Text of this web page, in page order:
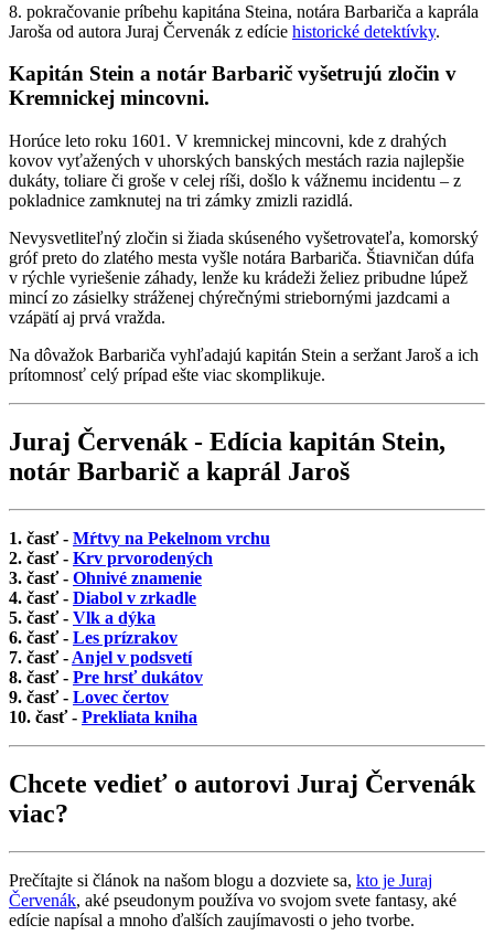
8. pokračovanie príbehu kapitána Steina, notára Barbariča a kaprála
Jaroša od autora Juraj Červenák z edície historické detektívky.
Kapitán Stein a notár Barbarič vyšetrujú zločin v
Kremnickej mincovni.
Horúce leto roku 1601. V kremnickej mincovni, kde z drahých
kovov vyťažených v uhorských banských mestách razia najlepšie
dukáty, toliare či groše v celej ríši, došlo k vážnemu incidentu – z
pokladnice zamknutej na tri zámky zmizli razidlá.
Nevysvetliteľný zločin si žiada skúseného vyšetrovateľa, komorský
gróf preto do zlatého mesta vyšle notára Barbariča. Štiavničan dúfa
v rýchle vyriešenie záhady, lenže ku krádeži želiez pribudne lúpež
mincí zo zásielky stráženej chýrečnými striebornými jazdcami a
vzápätí aj prvá vražda.
Na dôvažok Barbariča vyhľadajú kapitán Stein a seržant Jaroš a ich
prítomnosť celý prípad ešte viac skomplikuje.
Juraj Červenák - Edícia kapitán Stein,
notár Barbarič a kaprál Jaroš
1. časť - Mŕtvy na Pekelnom vrchu
2. časť - Krv prvorodených
3. časť - Ohnivé znamenie
4. časť - Diabol v zrkadle
5. časť - Vlk a dýka
6. časť - Les prízrakov
7. časť - Anjel v podsvetí
8. časť - Pre hrsť dukátov
9. časť - Lovec čertov
10. časť - Prekliata kniha
Chcete vedieť o autorovi Juraj Červenák
viac?
Prečítajte si článok na našom blogu a dozviete sa, kto je Juraj
Červenák, aké pseudonym používa vo svojom svete fantasy, aké
edície napísal a mnoho ďalších zaujímavosti o jeho tvorbe.